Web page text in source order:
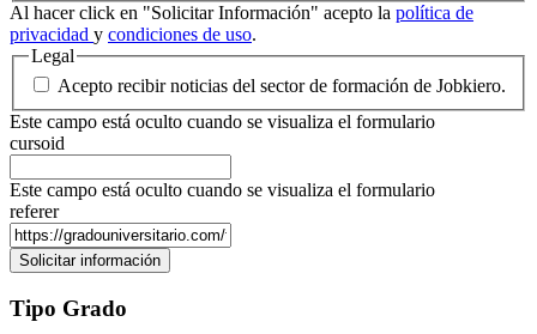
Al hacer click en "Solicitar Información" acepto la política de
privacidad y condiciones de uso.
Legal
Acepto recibir noticias del sector de formación de Jobkiero.
Este campo está oculto cuando se visualiza el formulario
cursoid
Este campo está oculto cuando se visualiza el formulario
referer
Tipo Grado